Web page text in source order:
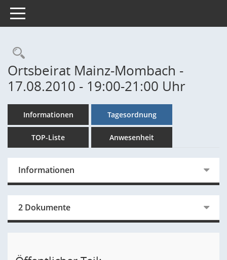
Toggle navigation
Rechercheauswahl
Ortsbeirat Mainz-Mombach -
17.08.2010 - 19:00-21:00 Uhr
Informationen Tagesordnung
TOP-Liste Anwesenheit
Informationen
2 Dokumente